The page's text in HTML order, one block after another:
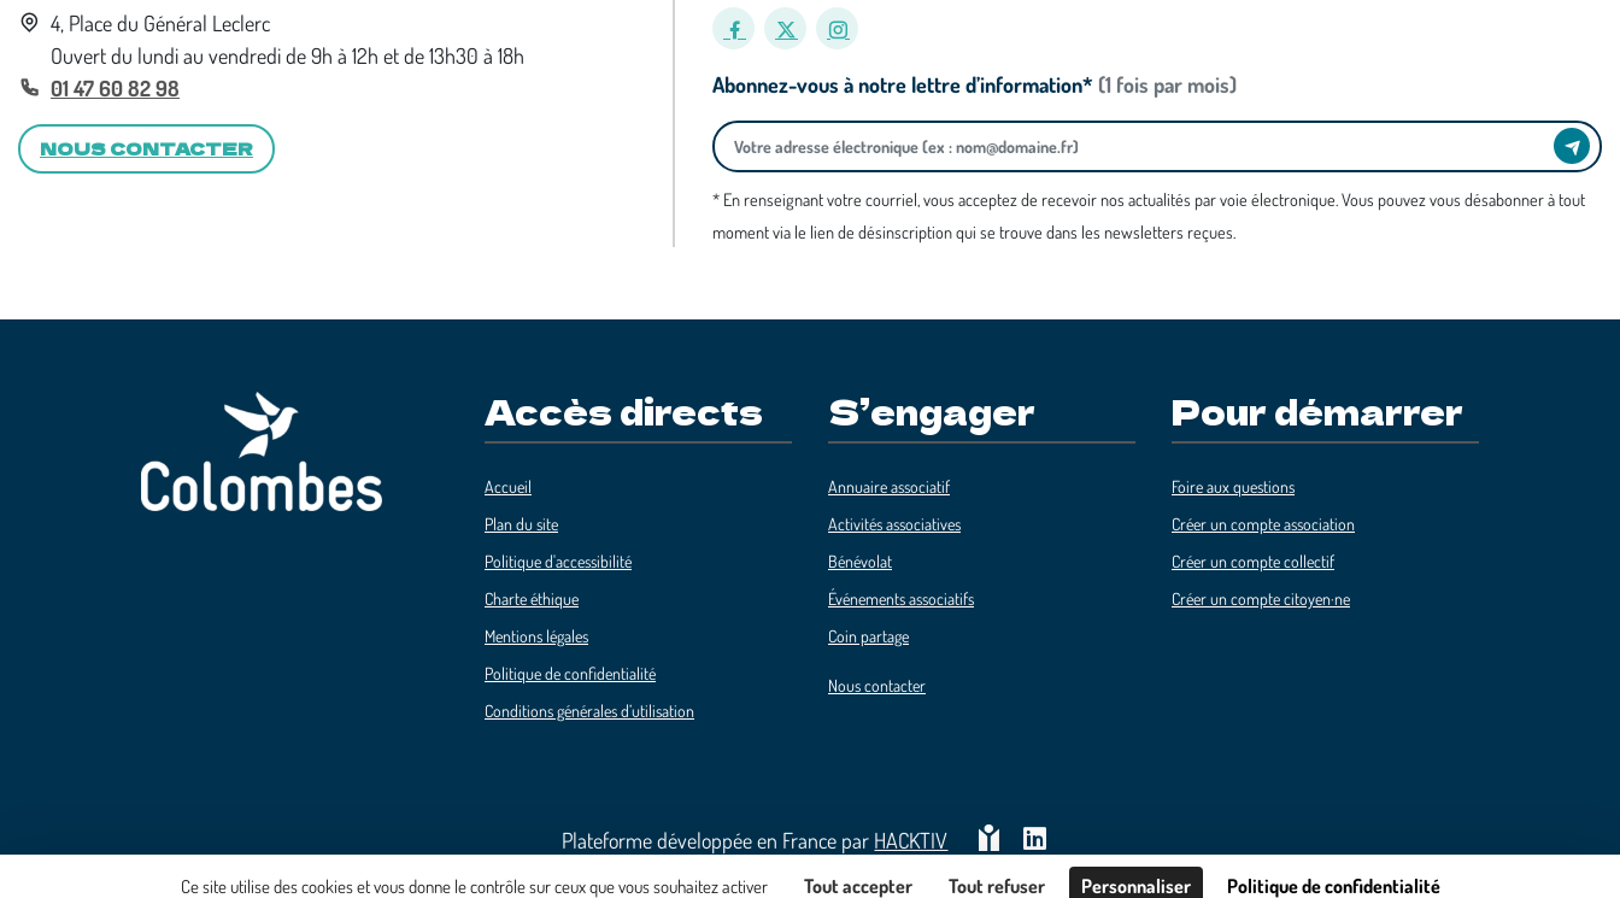
4, Place du Général Leclerc
Ouvert du lundi au vendredi de 9h à 12h et de 13h30 à 18h
01 47 60 82 98
NOUS CONTACTER
Abonnez-vous à notre lettre d’information* (1 fois par mois)
* En renseignant votre courriel, vous acceptez de recevoir nos actualités par voie électronique. Vous pouvez vous désabonner à tout
moment via le lien de désinscription qui se trouve dans les newsletters reçues.
Accès directs
Accueil
Plan du site
Politique d'accessibilité
Charte éthique
Mentions légales
Politique de confidentialité
Conditions générales d’utilisation
S’engager
Annuaire associatif
Activités associatives
Bénévolat
Événements associatifs
Coin partage
Nous contacter
Pour démarrer
Foire aux questions
Créer un compte association
Créer un compte collectif
Créer un compte citoyen·ne
Plateforme développée en France par HACKTIV
Ce site utilise des cookies et vous donne le contrôle sur ceux que vous souhaitez activer Tout accepter Tout refuser Personnaliser Politique de confidentialité